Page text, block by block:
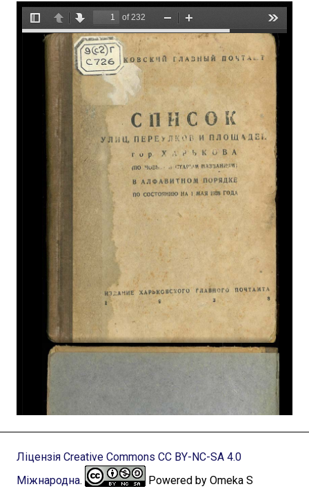
Ліцензія Creative Commons CC BY-NC-SA 4.0
Міжнародна. Powered by Omeka S